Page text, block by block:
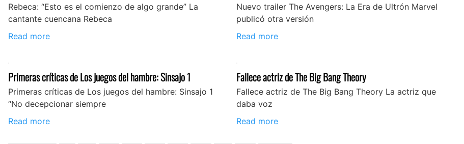
Rebeca: “Esto es el comienzo de algo grande” La
cantante cuencana Rebeca
Read more
Nuevo trailer The Avengers: La Era de Ultrón Marvel
publicó otra versión
Read more
Primeras críticas de Los juegos del hambre: Sinsajo 1
Primeras críticas de Los juegos del hambre: Sinsajo 1
“No decepcionar siempre
Read more
Fallece actriz de The Big Bang Theory
Fallece actriz de The Big Bang Theory La actriz que
daba voz
Read more